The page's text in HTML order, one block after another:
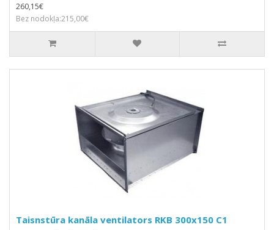
260,15€
Bez nodokļa:215,00€
Taisnstūra kanāla ventilators RKB 300x150 C1